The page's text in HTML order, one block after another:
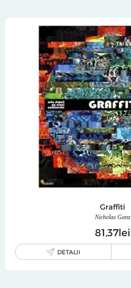
Graffiti
Nicholas Ganz
81 37lei
DETALII